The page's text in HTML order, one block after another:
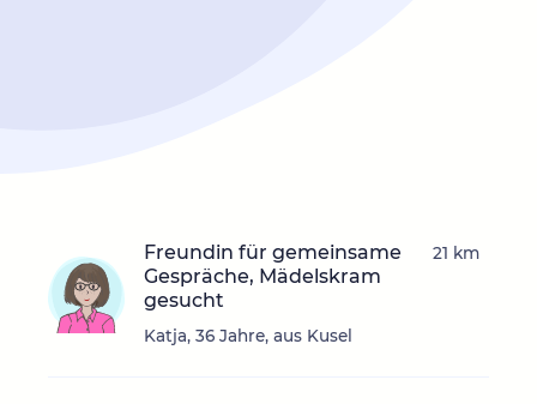
Freundin für gemeinsame
Gespräche, Mädelskram
gesucht
Katja, 36 Jahre, aus Kusel
21 km